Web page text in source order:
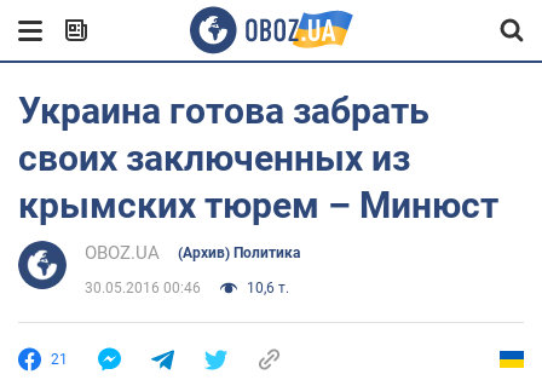
Украина готова забрать
своих заключенных из
крымских тюрем – Минюст
OBOZ.UA (Архив) Политика
30.05.2016 00:46 10,6 т.
21